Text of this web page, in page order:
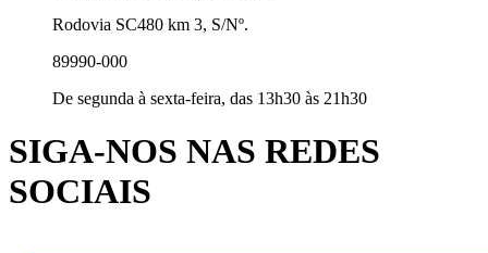
Rodovia SC480 km 3, S/Nº.
89990-000
De segunda à sexta-feira, das 13h30 às 21h30
SIGA-NOS NAS REDES
SOCIAIS